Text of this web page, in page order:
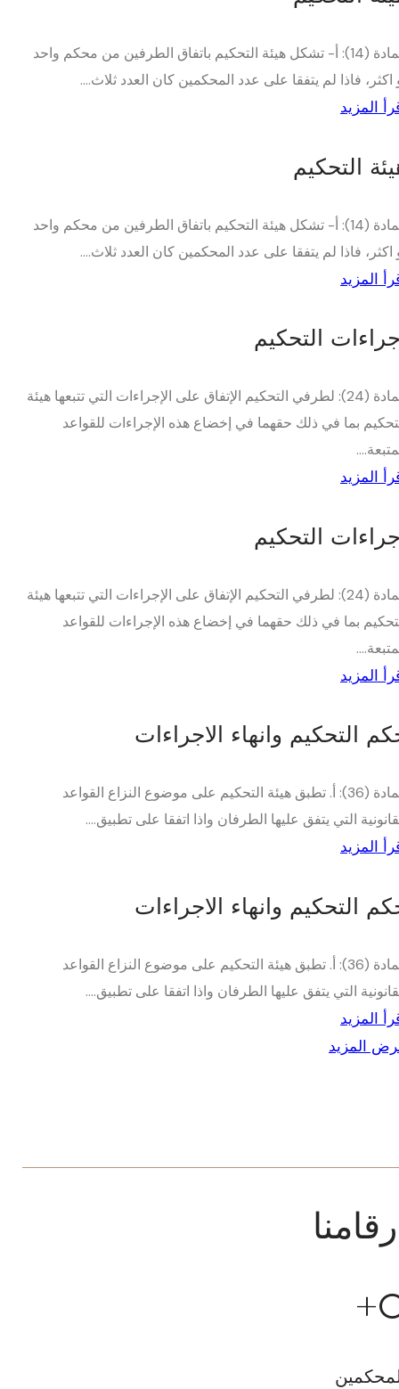
المادة (14): أ- تشكل هيئة التحكيم باتفاق الطرفين من محكم واحد
اكثر، فاذا لم يتفقا على عدد المحكمين كان العدد ثلاث....
المزيد
التحكيم
المادة (14): أ- تشكل هيئة التحكيم باتفاق الطرفين من محكم واحد
اكثر، فاذا لم يتفقا على عدد المحكمين كان العدد ثلاث....
المزيد
التحكيم
المادة (24): لطرفي التحكيم الإتفاق على الإجراءات التي تتبعها هيئة
بما في ذلك حقهما في إخضاع هذه الإجراءات للقواعد
المزيد
التحكيم
المادة (24): لطرفي التحكيم الإتفاق على الإجراءات التي تتبعها هيئة
بما في ذلك حقهما في إخضاع هذه الإجراءات للقواعد
المزيد
التحكيم وانهاء الاجراءات
المادة (36): أ. تطبق هيئة التحكيم على موضوع النزاع القواعد
التي يتفق عليها الطرفان واذا اتفقا على تطبيق....
المزيد
التحكيم وانهاء الاجراءات
المادة (36): أ. تطبق هيئة التحكيم على موضوع النزاع القواعد
التي يتفق عليها الطرفان واذا اتفقا على تطبيق....
المزيد
المزيد
+